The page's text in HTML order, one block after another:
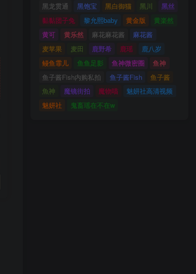
黑龙贯通
黑饱宝 黑白御猫 黑川
黑丝
黏黏团子兔
黎允熙baby 黄金版
黄楽然
黄可
黄乐然 麻花麻花酱
麻花酱
麦苹果
麦田 鹿野希 鹿瑶
鹿八岁
鳗鱼霏儿
鱼鱼足影 鱼神微密圈
鱼神
鱼子酱Fish内购私拍
鱼子酱Fish
鱼子酱
魚神
魔镜街拍 魔物喵
魅妍社高清视频
魅妍社
鬼畜瑶在不在w